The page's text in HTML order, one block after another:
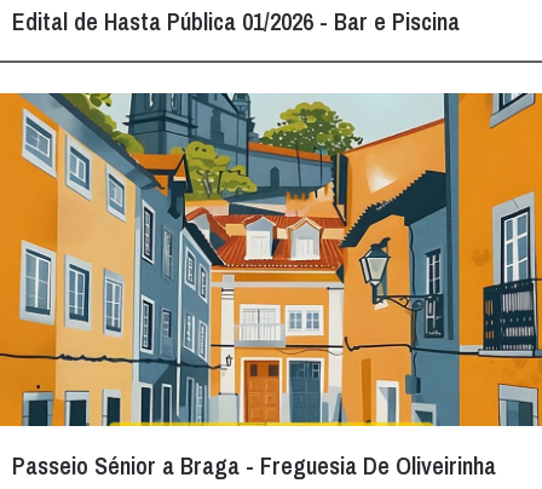
Edital de Hasta Pública 01/2026 - Bar e Piscina
Passeio Sénior a Braga - Freguesia De Oliveirinha